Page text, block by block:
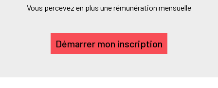
Vous percevez en plus une rémunération mensuelle
Démarrer mon inscription